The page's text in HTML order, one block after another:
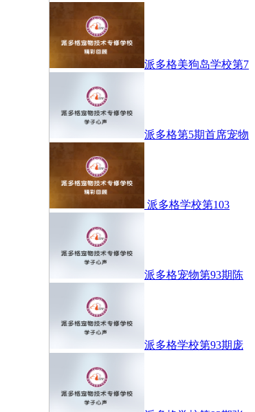
派多格美狗岛学校第7
派多格第5期首席宠物
派多格学校第103
派多格宠物第93期陈
派多格学校第93期庞